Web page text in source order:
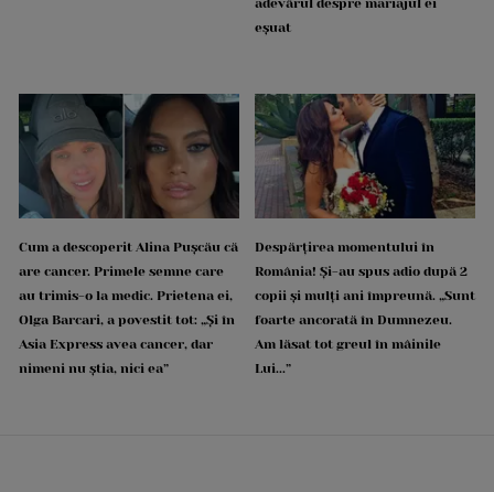
adevărul despre mariajul ei
eșuat
Cum a descoperit Alina Pușcău că
are cancer. Primele semne care
au trimis-o la medic. Prietena ei,
Olga Barcari, a povestit tot: „Și în
Asia Express avea cancer, dar
nimeni nu știa, nici ea”
Despărțirea momentului în
România! Și-au spus adio după 2
copii și mulți ani împreună. „Sunt
foarte ancorată în Dumnezeu.
Am lăsat tot greul în mâinile
Lui...”